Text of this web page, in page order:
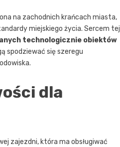
na zachodnich krańcach miasta,
miejskiego życia. Sercem tej
technologicznie obiektów
spodziewać się szeregu
dla
zajezdni, która ma obsługiwać